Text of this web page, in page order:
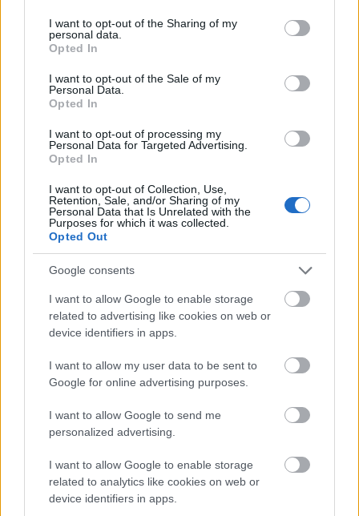
not limited to your visit or usage behaviour. You may click to
grant or deny consent to Google and its third-party tags to
use your data for below specified purposes in below Google
consent section.
I want to opt-out of the Sharing of my
personal data.
Opted In
I want to opt-out of the Sale of my
Personal Data.
Opted In
I want to opt-out of processing my
Personal Data for Targeted Advertising.
Opted In
I want to opt-out of Collection, Use,
Retention, Sale, and/or Sharing of my
Personal Data that Is Unrelated with the
Purposes for which it was collected.
Opted Out
Google consents
I want to allow Google to enable storage
related to advertising like cookies on web or
device identifiers in apps.
I want to allow my user data to be sent to
Google for online advertising purposes.
I want to allow Google to send me
personalized advertising.
I want to allow Google to enable storage
related to analytics like cookies on web or
device identifiers in apps.
minőséget: a naptári napok mindössze 66%-ában állt forgalomban a metró. A
karbantartás több munkaórát igényelt, mint a régi, szovjet metrókocsiknál.
Hibás volt a forgóváz, a teljes hajtáslánc, a kocsiszekrény konstrukciója stb.
Ma a jármű a BKV tulajdona, de 1994-ben futott utoljára, azóta nincs
forgalomban. Az egyetlen kész szerelvény első része ma a szentendrei
Tömegközlekedési Múzeumban tekinthető meg - ennyi tárgyi emlék maradt
Végül egy jó kis szoci tévéhír. A megkopott szalagon a kommentátor arról
számol be, hogy a szovjet kocsik után azért fejlesztenek újat, mert "5 év
múlva elengedhetetlenné válik a metrókocsik cseréje" (!!!).